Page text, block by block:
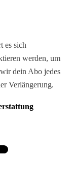
es sich
werden, um
dein Abo jedes
Verlängerung.